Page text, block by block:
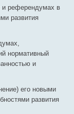
и референдумах в
развития
нормативный
и
его новыми
развития